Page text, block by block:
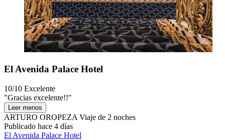
El Avenida Palace Hotel
10/10 Excelente
"Gracias excelente!!"
Leer menos
ARTURO OROPEZA Viaje de 2 noches
Publicado hace 4 días
El Avenida Palace Hotel